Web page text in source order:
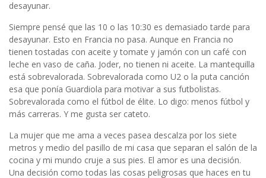
desayunar.
Siempre pensé que las 10 o las 10:30 es demasiado tarde para
desayunar. Esto en Francia no pasa. Aunque en Francia no
tienen tostadas con aceite y tomate y jamón con un café con
leche en vaso de caña. Joder, no tienen ni aceite. La mantequilla
está sobrevalorada. Sobrevalorada como U2 o la puta canción
esa que ponía Guardiola para motivar a sus futbolistas.
Sobrevalorada como el fútbol de élite. Lo digo: menos fútbol y
más carreras. Y me gusta ser cateto.
La mujer que me ama a veces pasea descalza por los siete
metros y medio del pasillo de mi casa que separan el salón de la
cocina y mi mundo cruje a sus pies. El amor es una decisión.
Una decisión como todas las cosas peligrosas que haces en tu